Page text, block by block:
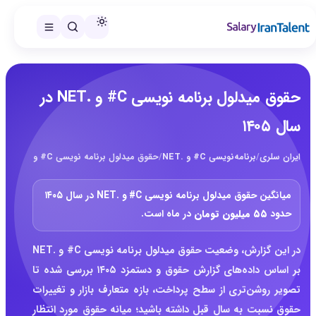
حقوق میدلول برنامه نویسی C# و .NET در
سال ۱۴۰۵
ایران سلری/برنامه‌نویسی C# و .NET /حقوق میدلول برنامه نویسی C# و .NET در سال ۱۴۰۵
میانگین حقوق میدلول برنامه نویسی C# و .NET در سال ۱۴۰۵
حدود ۵۵ میلیون تومان در ماه است.
در این گزارش، وضعیت حقوق میدلول برنامه نویسی C# و .NET
بر اساس داده‌های گزارش حقوق و دستمزد ۱۴۰۵ بررسی شده تا
تصویر روشن‌تری از سطح پرداخت، بازه متعارف بازار و تغییرات
حقوق نسبت به سال قبل داشته باشید؛ میانه حقوق مورد انتظار